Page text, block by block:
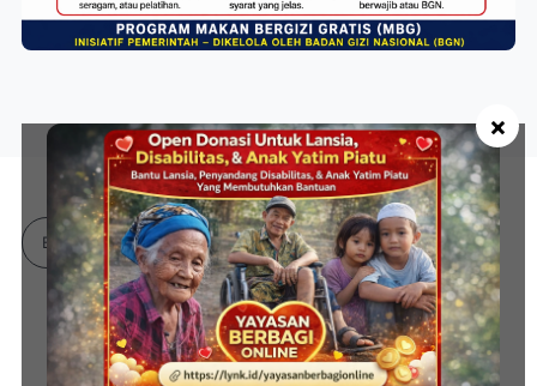
×
Bahasa Indonesia
Didukung Oleh: